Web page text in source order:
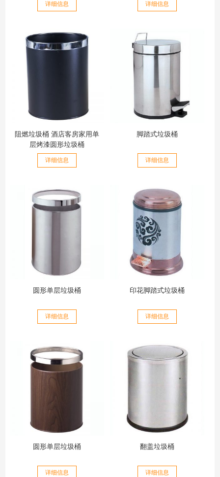
详细信息 详细信息
阻燃垃圾桶 酒店客房家用单
层烤漆圆形垃圾桶
详细信息
脚踏式垃圾桶
详细信息
圆形单层垃圾桶
详细信息
印花脚踏式垃圾桶
详细信息
圆形单层垃圾桶
详细信息
翻盖垃圾桶
详细信息